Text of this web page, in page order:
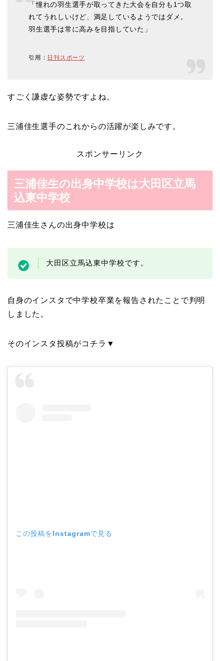
「憧れの羽生選手が取ってきた大会を自分も1つ取
れてうれしいけど、満足しているようではダメ。
羽生選手は常に高みを目指していた」
引用： 日刊スポーツ
すごく謙虚な姿勢ですよね。
三浦佳生選手のこれからの活躍が楽しみです。
スポンサーリンク
三浦佳生の出身中学校は大田区立馬
込東中学校
三浦佳生さんの出身中学校は
大田区立馬込東中学校です。
自身のインスタで中学校卒業を報告されたことで判明
しました。
そのインスタ投稿がコチラ▼
この投稿をInstagramで見る